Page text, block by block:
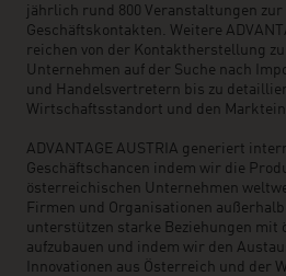
jährlich rund 800 Veranstaltungen zur
Geschäftskontakten. Weitere
reichen von der Kontaktherstellung
Unternehmen auf der Suche nach
und Handelsvertretern bis zu
Wirtschaftsstandort und den
ADVANTAGE AUSTRIA generiert
Geschäftschancen indem wir die
österreichischen Unternehmen
Firmen und Organisationen
unterstützen starke Beziehungen mit
aufzubauen und indem wir den
Innovationen aus Österreich und der